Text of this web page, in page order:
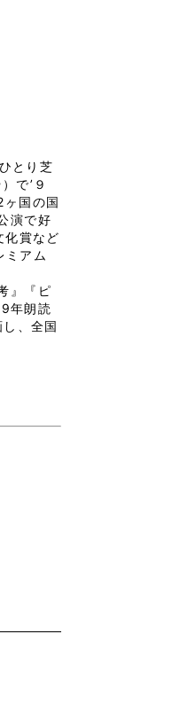
とり芝
で’９
国の国
演で好
化賞など
ミアム
』『ピ
年朗読
、全国